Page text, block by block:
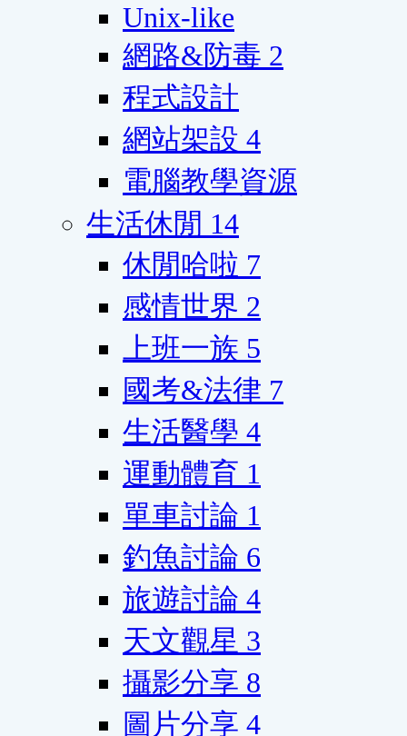
Unix-like
網路&防毒 2
程式設計
網站架設 4
電腦教學資源
生活休閒 14
休閒哈啦 7
感情世界 2
上班一族 5
國考&法律 7
生活醫學 4
運動體育 1
單車討論 1
釣魚討論 6
旅遊討論 4
天文觀星 3
攝影分享 8
圖片分享 4